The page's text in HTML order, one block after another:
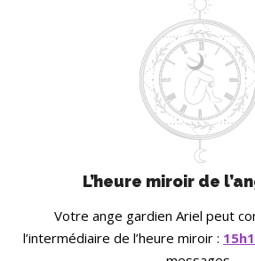
L’heure miroir de
Votre ange gardien Ariel peut
l’intermédiaire de l’heure miroir :